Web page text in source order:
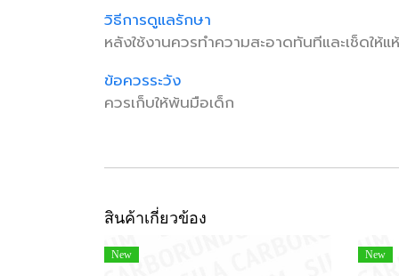
วิธีการดูแลรักษา
หลังใช้งานควรทำความสะอาดทันทีและเช็ดให้แ
ข้อควรระวัง
ควรเก็บให้พ้นมือเด็ก
สินค้าเกี่ยวข้อง
New New